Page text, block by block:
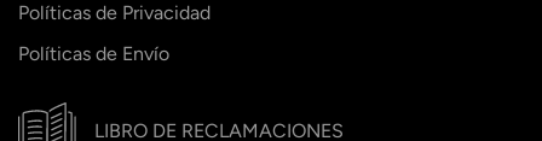
Políticas de Privacidad
Políticas de Envío
LIBRO DE RECLAMACIONES